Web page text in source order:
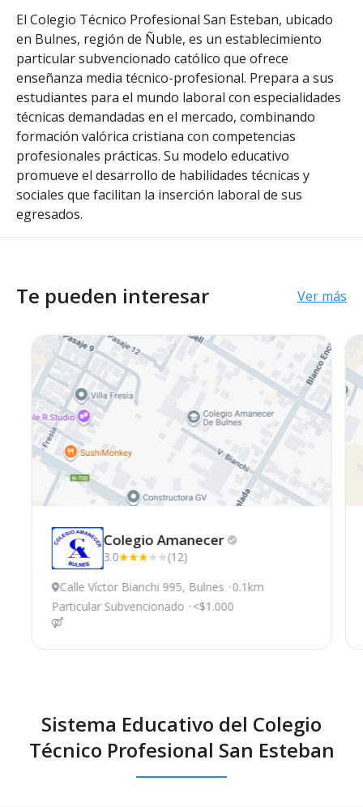
El Colegio Técnico Profesional San Esteban, ubicado
en Bulnes, región de Ñuble, es un establecimiento
particular subvencionado católico que ofrece
enseñanza media técnico-profesional. Prepara a sus
estudiantes para el mundo laboral con especialidades
técnicas demandadas en el mercado, combinando
formación valórica cristiana con competencias
profesionales prácticas. Su modelo educativo
promueve el desarrollo de habilidades técnicas y
sociales que facilitan la inserción laboral de sus
egresados.
Te pueden interesar Ver más
ColegioAmanecer
3.0
(12)
Calle Víctor Bianchi 995, Bulnes 0.1km
Particular Subvencionado <$1.000
Sistema Educativo del Colegio
Técnico Profesional San Esteban